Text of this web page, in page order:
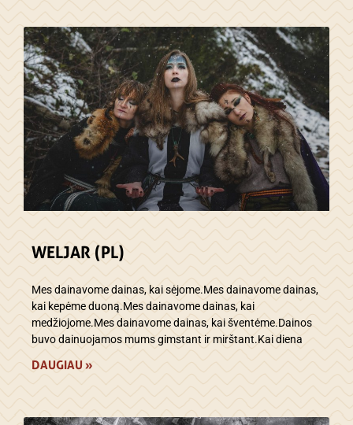
WELJAR (PL)
Mes dainavome dainas, kai sėjome.Mes dainavome dainas,
kai kepėme duoną.Mes dainavome dainas, kai
medžiojome.Mes dainavome dainas, kai šventėme.Dainos
buvo dainuojamos mums gimstant ir mirštant.Kai diena
DAUGIAU »